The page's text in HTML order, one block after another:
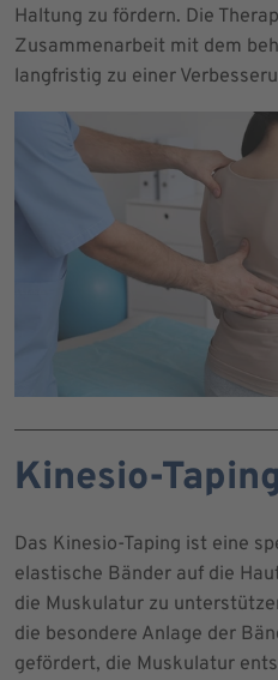
Haltung zu fördern. Die
Zusammenarbeit mit dem
langfristig zu einer
Kinesio-Taping
Das Kinesio-Taping ist eine
elastische Bänder auf die
die Muskulatur zu
die besondere Anlage der
gefördert, die Muskulatur